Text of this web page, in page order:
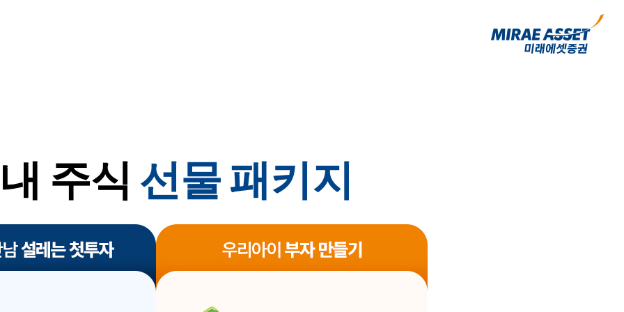
미래에셋증권 국내 주식·
주식 선물 패키지
첫 계좌 개설 투자지원금 이벤트, 국내주식 90일 수수료ZERO 이벤트우리 아이 첫 계좌개설 이벤트. 90일의 투자여행 주식 모으고 혜택